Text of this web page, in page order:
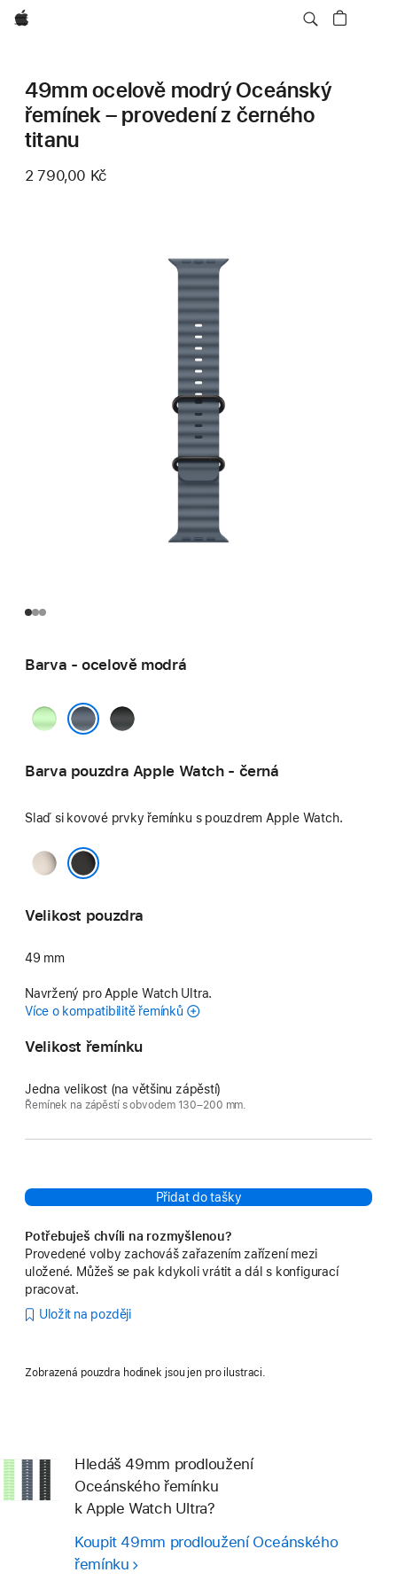
Apple
49mm ocelově modrý Oceánský
řemínek – provedení z černého
titanu
2 790,00 Kč
Barva - ocelově modrá
neonově
černá
Barva pouzdra Apple Watch - černá
Slaď si kovové prvky řemínku s pouzdrem Apple Watch.
Přírodní
Velikost pouzdra
49 mm
Navržený pro Apple Watch Ultra.
Více o kompatibilitě řemínků
Velikost řemínku
Jedna velikost (na většinu zápěstí)
Řemínek na zápěstí s obvodem 130–200 mm.
Přidat do tašky
Potřebuješ chvíli na rozmyšlenou?
Provedené volby zachováš zařazením zařízení mezi
uložené. Můžeš se pak kdykoli vrátit a dál s konfigurací
pracovat.
Uložit na později
Zobrazená pouzdra hodinek jsou jen pro ilustraci.
Hledáš 49mm prodloužení
Oceánského řemínku
k Apple Watch Ultra?
Koupit 49mm prodloužení Oceánského
řemínku